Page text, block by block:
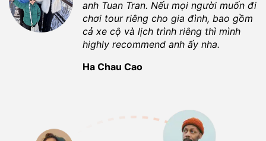
anh Tuan Tran. Nếu mọi người muốn đi
chơi tour riêng cho gia đình, bao gồm
cả xe cộ và lịch trình riêng thì mình
highly recommend anh ấy nha.
Ha Chau Cao